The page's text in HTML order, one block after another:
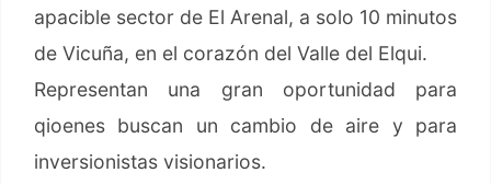
apacible sector de El Arenal, a solo 10 minutos
de Vicuña, en el corazón del Valle del Elqui.
Representan una gran oportunidad para
qioenes buscan un cambio de aire y para
inversionistas visionarios.